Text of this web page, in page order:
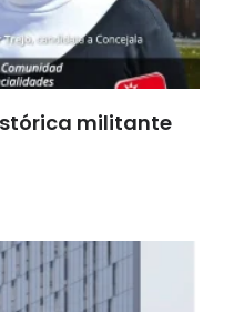
militante